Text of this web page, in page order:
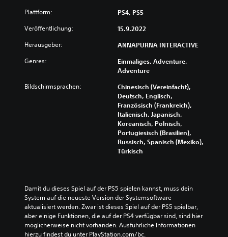
Plattform: PS4, PS5
Veröffentlichung: 15.9.2022
Herausgeber: ANNAPURNA INTERACTIVE
Genres:
Einmaliges, Adventure,
Adventure
Bildschirmsprachen:
Chinesisch (Vereinfacht),
Deutsch, Englisch,
Französisch (Frankreich),
Italienisch, Japanisch,
Koreanisch, Polnisch,
Portugiesisch (Brasilien),
Russisch, Spanisch (Mexiko),
Türkisch
Damit du dieses Spiel auf der PS5 spielen kannst, muss dein
System auf die neueste Version der Systemsoftware
aktualisiert werden. Zwar ist dieses Spiel auf der PS5 spielbar,
aber einige Funktionen, die auf der PS4 verfügbar sind, sind hier
möglicherweise nicht vorhanden. Ausführliche Informationen
hierzu findest du unter PlayStation.com/bc.